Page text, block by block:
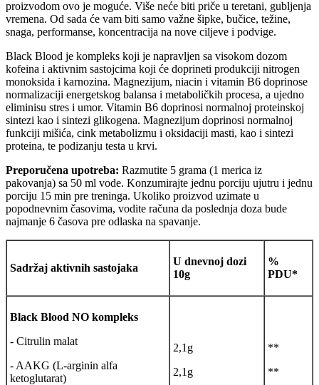
proizvodom ovo je moguće. Više neće biti priče u teretani, gubljenja
vremena. Od sada će vam biti samo važne šipke, bučice, težine,
snaga, performanse, koncentracija na nove ciljeve i podvige.
Black Blood je kompleks koji je napravljen sa visokom dozom
kofeina i aktivnim sastojcima koji će doprineti produkciji nitrogen
monoksida i karnozina. Magnezijum, niacin i vitamin B6 doprinose
normalizaciji energetskog balansa i metaboličkih procesa, a ujedno
eliminisu stres i umor. Vitamin B6 doprinosi normalnoj proteinskoj
sintezi kao i sintezi glikogena. Magnezijum doprinosi normalnoj
funkciji mišića, cink metabolizmu i oksidaciji masti, kao i sintezi
proteina, te podizanju testa u krvi.
Preporučena upotreba: Razmutite 5 grama (1 merica iz
pakovanja) sa 50 ml vode. Konzumirajte jednu porciju ujutru i jednu
porciju 15 min pre treninga. Ukoliko proizvod uzimate u
popodnevnim časovima, vodite računa da poslednja doza bude
najmanje 6 časova pre odlaska na spavanje.
Sadržaj aktivnih sastojaka
U dnevnoj dozi
10g
%
PDU*
Black Blood NO kompleks
- Citrulin malat
- AAKG (L-arginin alfa
ketoglutarat)
2,1g
2,1g
**
**